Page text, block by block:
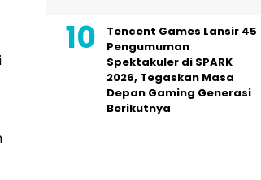
Tencent Games Lansir 45
Pengumuman
Spektakuler di SPARK
2026, Tegaskan Masa
Depan Gaming Generasi
Berikutnya